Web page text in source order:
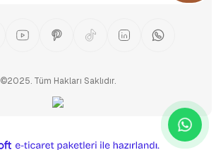
©2025. Tüm Hakları Saklıdır.
ideasoft e-